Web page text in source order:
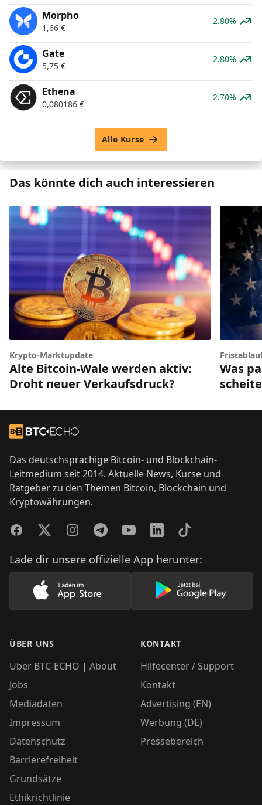
Morpho
1,66 €
2.80%
Gate
5,75 €
2.80%
Ethena
0,080186 €
2.70%
Alle Kurse
Das könnte dich auch interessieren
Krypto-Marktupdate
Alte Bitcoin-Wale werden aktiv:
Droht neuer Verkaufsdruck?
Was
Zur Startseite
Das deutschsprachige Bitcoin- und Blockchain-
Leitmedium seit 2014. Aktuelle News, Kurse und
Ratgeber zu den Themen Bitcoin, Blockchain und
Kryptowährungen.
FacebookTwitterInstagramTelegramYouTubeLinkedInTikTok
Lade dir unsere offizielle App herunter:
Lade unsere App im AppStore herunter
Lade unsere
ÜBER UNS
Über BTC-ECHO | About
Jobs
Mediadaten
Impressum
Datenschutz
Barrierefreiheit
Grundsätze
Ethikrichtlinie
KONTAKT
Hilfecenter / Support
Kontakt
Advertising (EN)
Werbung (DE)
Pressebereich